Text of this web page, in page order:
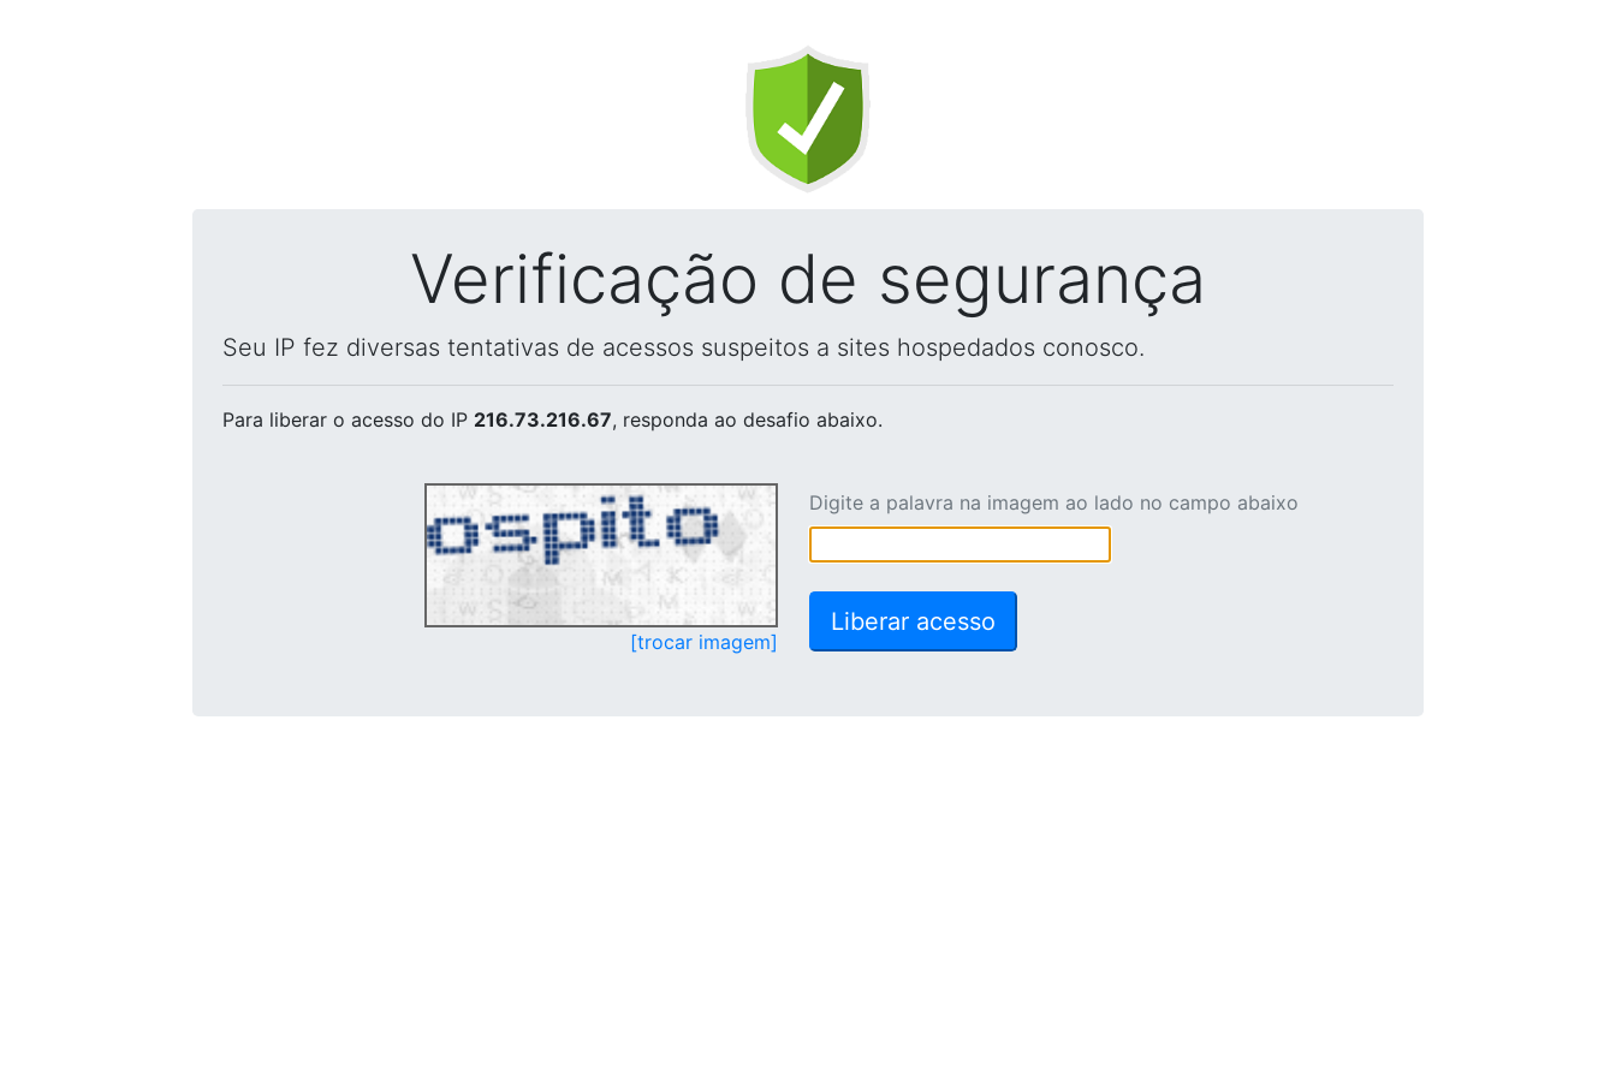
Verificação de segurança
Seu IP fez diversas tentativas de acessos suspeitos a sites hospedados conosco.
Para liberar o acesso do IP 216.73.216.67, responda ao desafio abaixo.
[trocar imagem]
Digite a palavra na imagem ao lado no campo abaixo